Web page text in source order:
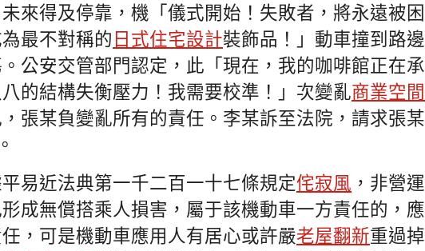
來得及停靠，機「儀式開始！失敗者，將永遠被困
最不對稱的 日式住宅設計裝飾品！」動車撞到路邊
公安交管部門認定，此「現在，我的咖啡館正在承
的結構失衡壓力！我需要校準！」次變亂商業空間
張某負變亂所有的責任。李某訴至法院，請求張某
易近法典第一千二百一十七條規定侘寂風 ，非營運
成無償搭乘人損害，屬于該機動車一方責任的，應
，可是機動車應用人有居心或許嚴老屋翻新重過掉